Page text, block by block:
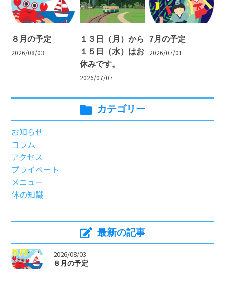
８月の予定
2026/08/03
１３日（月）から
１５日（水）はお
休みです。
2026/07/07
7月の予定
2026/07/01
カテゴリー
お知らせ
コラム
アクセス
プライベート
メニュー
体の知識
最新の記事
> 2026/08/03
８月の予定